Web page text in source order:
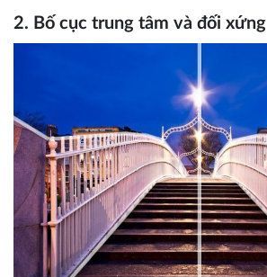
2. Bố cục trung tâm và đối xứng